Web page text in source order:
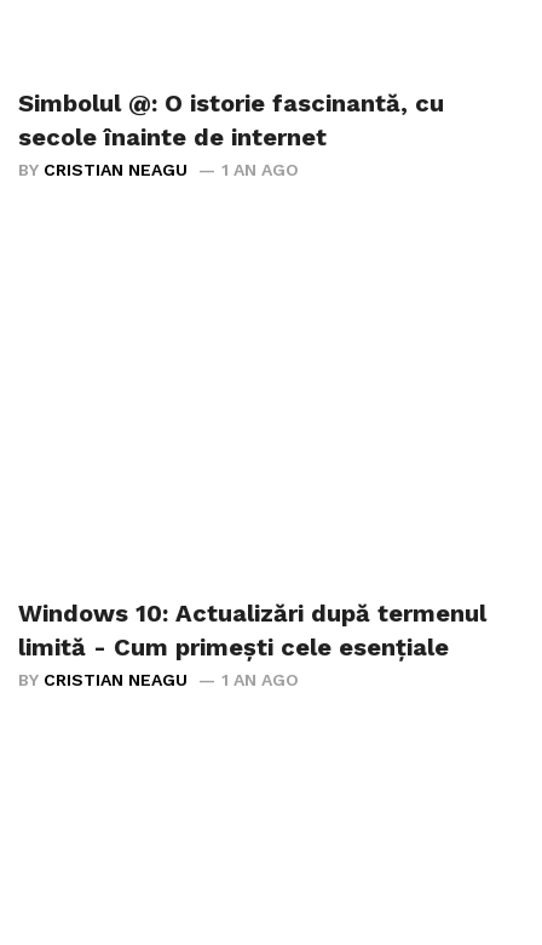
Simbolul @: O istorie fascinantă, cu
secole înainte de internet
BY CRISTIAN NEAGU 1 AN AGO
Windows 10: Actualizări după termenul
limită - Cum primești cele esențiale
BY CRISTIAN NEAGU 1 AN AGO